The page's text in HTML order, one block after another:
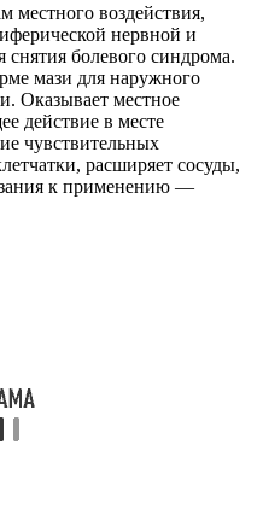
местного воздействия,
нервной и
снятия болевого синдрома.
мази для наружного
Оказывает местное
действие в месте
чувствительных
расширяет сосуды,
к применению —